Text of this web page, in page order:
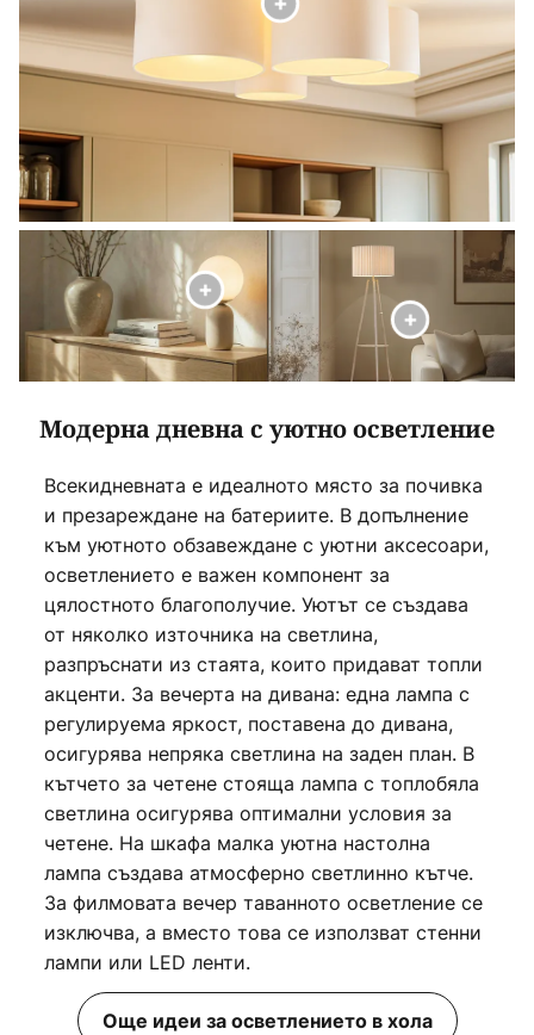
Модерна дневна с уютно осветление
Всекидневната е идеалното място за почивка
и презареждане на батериите. В допълнение
към уютното обзавеждане с уютни аксесоари,
осветлението е важен компонент за
цялостното благополучие. Уютът се създава
от няколко източника на светлина,
разпръснати из стаята, които придават топли
акценти. За вечерта на дивана: една лампа с
регулируема яркост, поставена до дивана,
осигурява непряка светлина на заден план. В
кътчето за четене стояща лампа с топлобяла
светлина осигурява оптимални условия за
четене. На шкафа малка уютна настолна
лампа създава атмосферно светлинно кътче.
За филмовата вечер таванното осветление се
изключва, а вместо това се използват стенни
лампи или LED ленти.
Още идеи за осветлението в хола